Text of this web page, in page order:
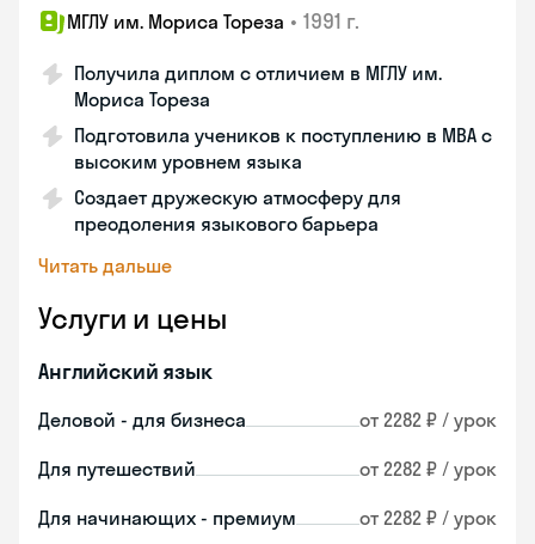
МГЛУ им. Мориса Тореза • 1991 г.
Получила диплом с отличием в МГЛУ им.
Мориса Тореза
Подготовила учеников к поступлению в MBA с
высоким уровнем языка
Создает дружескую атмосферу для
преодоления языкового барьера
Читать дальше
Услуги и цены
Английский язык
Деловой - для бизнеса от 2282 ₽ / урок
Для путешествий от 2282 ₽ / урок
Для начинающих - премиум от 2282 ₽ / урок